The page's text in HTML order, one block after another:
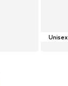
Unisex